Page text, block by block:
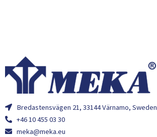
Bredastensvägen 21, 33144 Värnamo, Sweden
+46 10 455 03 30
meka@meka.eu